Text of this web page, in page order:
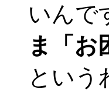
いんで
ま「お
という